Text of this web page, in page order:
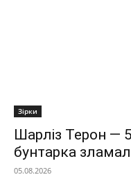
Зірки
Шарліз Терон —
бунтарка
05.08.2026